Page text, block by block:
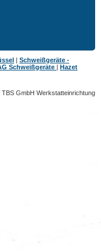
| Schweißgeräte -
Schweißgeräte | Hazet
GmbH Werkstatteinrichtung